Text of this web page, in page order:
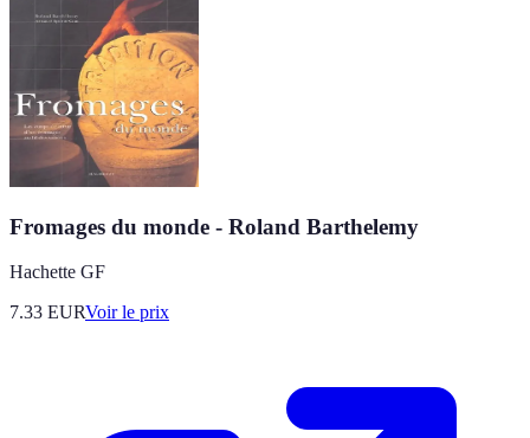
Fromages du monde - Roland Barthelemy
Hachette GF
7.33 EURVoir le prix